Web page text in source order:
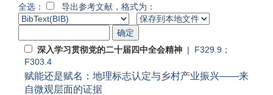
全选： 导出参考文献，格式为：
深入学习贯彻党的二十届四中全会精神 | F329.9；
F303.4
赋能还是赋名：地理标志认定与乡村产业振兴——来
自微观层面的证据